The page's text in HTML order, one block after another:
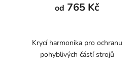
od 765 Kč
Krycí harmonika pro ochranu
pohyblivých částí strojů